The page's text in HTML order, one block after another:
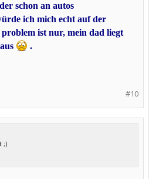
schon an autos
ich mich echt auf der
problem ist nur, mein dad liegt
.
#10
;)